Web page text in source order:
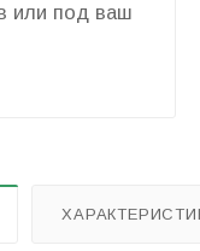
или под ваш